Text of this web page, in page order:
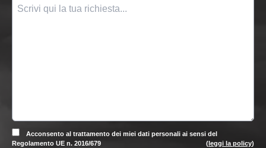
Acconsento al trattamento dei miei dati personali ai sensi del
Regolamento UE n. 2016/679
( leggi la policy)